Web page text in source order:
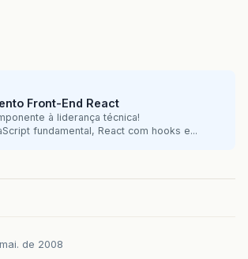
< rich:messages
</rich:messages
<rich:column>
Front-End React
à liderança técnica!
fundamental, React com hooks e...
de 2008